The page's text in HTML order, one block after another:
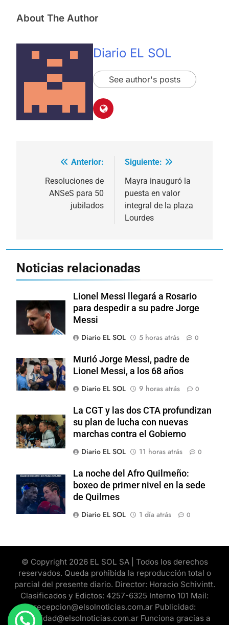
About The Author
Diario EL SOL
See author's posts
Navegación
entradas
Anterior:
Resoluciones de
ANSeS para 50
jubilados
Siguiente:
Mayra inauguró la
puesta en valor
integral de la plaza
Lourdes
Noticias relacionadas
Lionel Messi llegará a Rosario
para despedir a su padre Jorge
Messi
Diario EL SOL
5 horas atrás 0
Murió Jorge Messi, padre de
Lionel Messi, a los 68 años
Diario EL SOL
9 horas atrás 0
La CGT y las dos CTA profundizan
su plan de lucha con nuevas
marchas contra el Gobierno
Diario EL SOL
11 horas atrás 0
La noche del Afro Quilmeño:
boxeo de primer nivel en la sede
de Quilmes
Diario EL SOL
1 día atrás 0
© Copyright 2026 EL SOL SA | Todos los derechos
reservados. Queda prohibida la reproducción total o
parcial del presente diario. Director: Horacio Schivintt.
Clasificados y Edictos: 4257-6325 Interno 101 Mail:
recepcion@elsolnoticias.com.ar Publicidad:
publicidad@elsolnoticias.com.ar Funciona gracias a